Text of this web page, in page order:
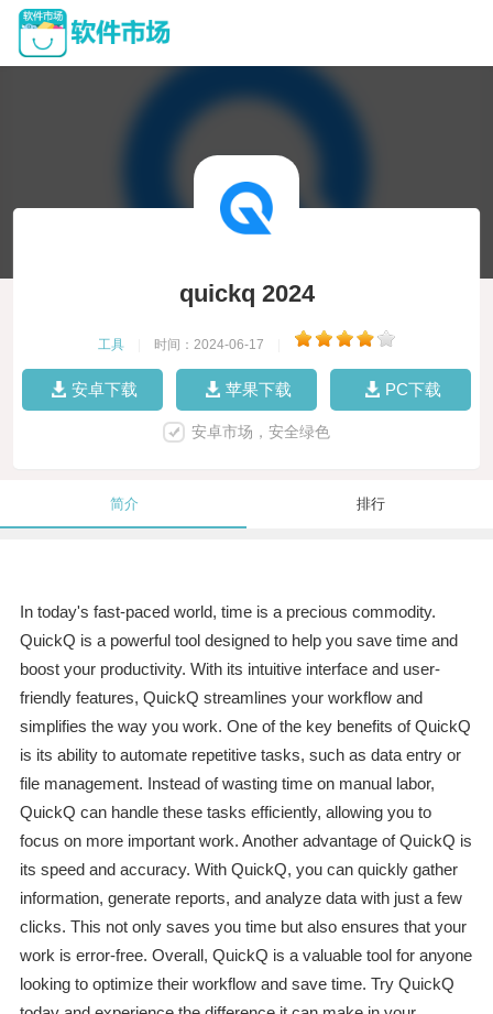
quickq 2024
工具 时间：2024-06-17
安卓下载 苹果下载 PC下载
安卓市场，安全绿色
简介 排行
In today's fast-paced world, time is a precious commodity.
QuickQ is a powerful tool designed to help you save time and
boost your productivity. With its intuitive interface and user-
friendly features, QuickQ streamlines your workflow and
simplifies the way you work. One of the key benefits of QuickQ
is its ability to automate repetitive tasks, such as data entry or
file management. Instead of wasting time on manual labor,
QuickQ can handle these tasks efficiently, allowing you to
focus on more important work. Another advantage of QuickQ is
its speed and accuracy. With QuickQ, you can quickly gather
information, generate reports, and analyze data with just a few
clicks. This not only saves you time but also ensures that your
work is error-free. Overall, QuickQ is a valuable tool for anyone
looking to optimize their workflow and save time. Try QuickQ